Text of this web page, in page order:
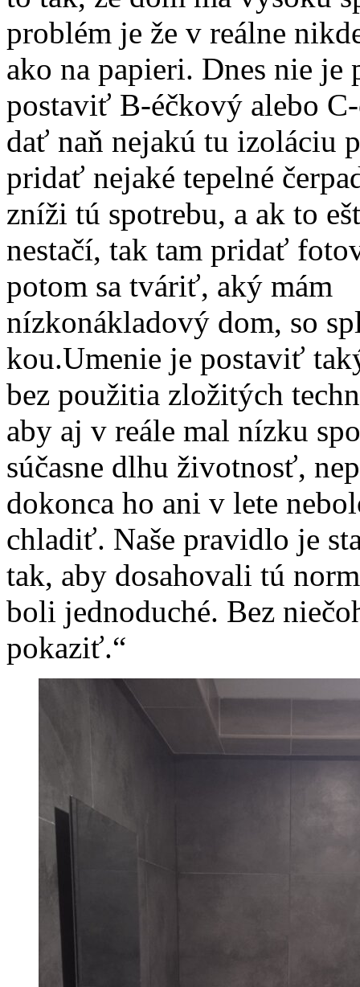
problém je že v reálne
ako na papieri. Dnes nie je
postaviť B-éčkový alebo
dať naň nejakú tu izoláciu
pridať nejaké tepelné
zníži tú spotrebu, a ak to
nestačí, tak tam pridať
potom sa tváriť, aký mám
nízkonákladový dom, so
kou.Umenie je postaviť
bez použitia zložitých
aby aj v reále mal nízku
súčasne dlhu životnosť,
dokonca ho ani v lete
chladiť. Naše pravidlo je
tak, aby dosahovali tú
boli jednoduché. Bez
pokaziť.“